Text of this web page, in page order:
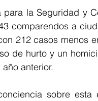
para la Seguridad y
comparendos a
212 casos menos
de hurto y un
anterior.